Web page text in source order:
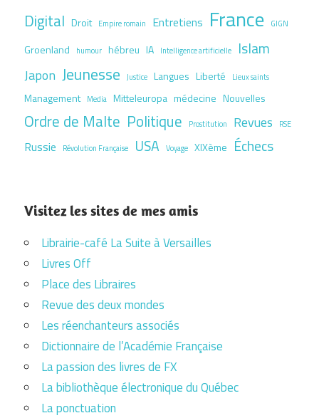
Digital Droit Empire romain Entretiens France GIGN
Groenland humour hébreu IA Intelligence artificielle Islam
Japon Jeunesse Justice Langues Liberté Lieux saints
Management Media Mitteleuropa médecine Nouvelles
Ordre de Malte Politique Prostitution Revues RSE
Russie Révolution Française USA Voyage XIXème Échecs
Visitez les sites de mes amis
Librairie-café La Suite à Versailles
Livres Off
Place des Libraires
Revue des deux mondes
Les réenchanteurs associés
Dictionnaire de l’Académie Française
La passion des livres de FX
La bibliothèque électronique du Québec
La ponctuation